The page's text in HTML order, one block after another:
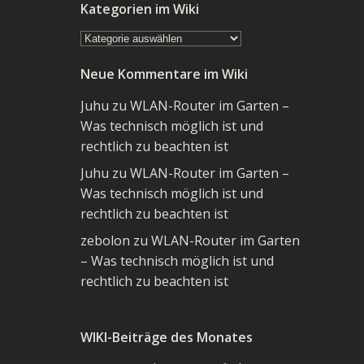
Kategorien im Wiki
Kategorien
Wiki
Neue Kommentare im Wiki
Juhu zu WLAN-Router im Garten –
Was technisch möglich ist und
rechtlich zu beachten ist
Juhu zu WLAN-Router im Garten –
Was technisch möglich ist und
rechtlich zu beachten ist
zebolon zu WLAN-Router im Garten
– Was technisch möglich ist und
rechtlich zu beachten ist
WIKI-Beiträge des Monates